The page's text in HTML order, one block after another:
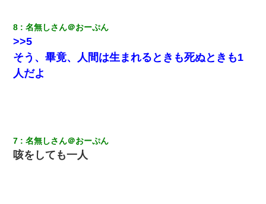
嫁の妹（26歳）がずっとウチに泊まりに来た結果→俺がヤバイｗ
ｗｗｗｗｗｗｗ
新築の家で。クラクラするくらいの「白粉の匂い」が鼻につくも
嫁＆娘「そんな匂いしない…」ある日、友人奥「素敵なアンティ
ークですね！」俺（！？）
テレワーク上司「会議中はカメラ付けろ！」女社員「え、事前連
絡無しは無理」上司「いいから付けろ！」→
8 名無しさん＠おーぷん
>>5
そう、畢竟、人間は生まれるときも死ぬときも1
人だよ
7 名無しさん＠おーぷん
咳をしても一人